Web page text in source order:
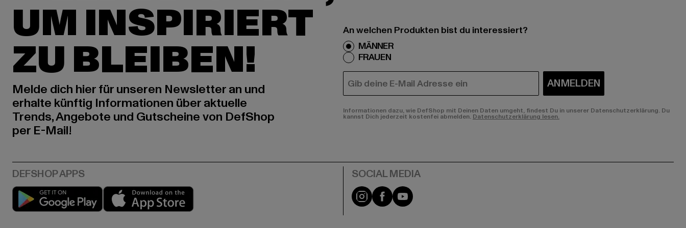
UM INSPIRIERT
ZU BLEIBEN!
Melde dich hier für unseren Newsletter an und
erhalte künftig Informationen über aktuelle
Trends, Angebote und Gutscheine von DefShop
per E-Mail!
An welchen Produkten bist du interessiert?
MÄNNER
FRAUEN
E-MAIL ANMELDEN
Informationen dazu, wie DefShop mit Deinen Daten umgeht, findest Du in unserer Datenschutzerklärung. Du
kannst Dich jederzeit kostenfei abmelden. Datenschutzerklärung lesen.
Play market Instagram
FacebookYouTube